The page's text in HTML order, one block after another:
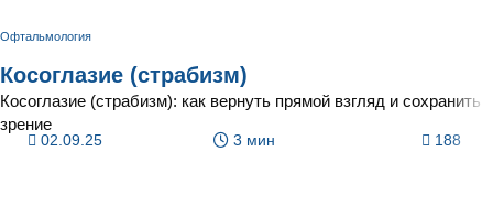
Офтальмология
Косоглазие (страбизм)
Косоглазие (страбизм): как вернуть прямой взгляд и сохранить
зрение
02.09.25 3 мин 188